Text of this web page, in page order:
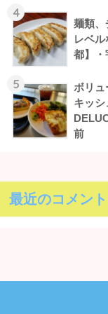
4
麺類、
レベ
都】・
5
ボリ
キッ
前
最近のコメント